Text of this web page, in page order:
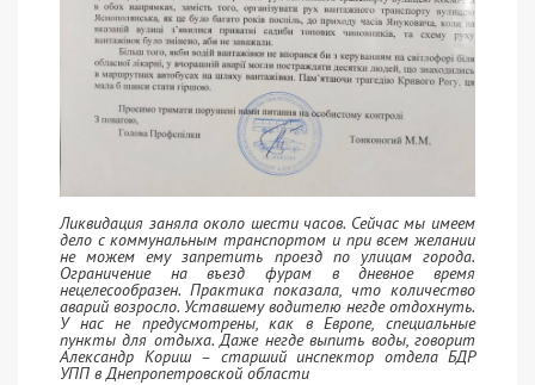
Ликвидация заняла около шести часов. Сейчас мы имеем
дело с коммунальным транспортом и при всем желании
не можем ему запретить проезд по улицам города.
Ограничение на въезд фурам в дневное время
нецелесообразен. Практика показала, что количество
аварий возросло. Уставшему водителю негде отдохнуть.
У нас не предусмотрены, как в Европе, специальные
пункты для отдыха. Даже негде выпить воды, говорит
Александр Кориш – старший инспектор отдела БДР
УПП в Днепропетровской области